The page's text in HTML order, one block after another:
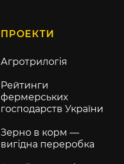
ПРОЕКТИ
Агротрилогія
Рейтинги
фермерських
господарств України
Зерно в корм —
вигідна переробка